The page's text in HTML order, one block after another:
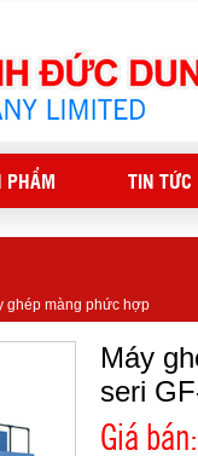
PHẨM TIN TỨC
ghép màng phức hợp
Máy
seri
Giá